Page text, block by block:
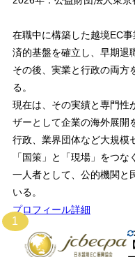
在職中に構築した越境EC
済的基盤を確立し、早期退
その後、実業と行政の両方
る。
現在は、その実績と専門性
ザーとして企業の海外展開
行政、業界団体など大規模
「国策」と「現場」をつ
一人者として、公的機関と
いる。
プロフィール詳細
1